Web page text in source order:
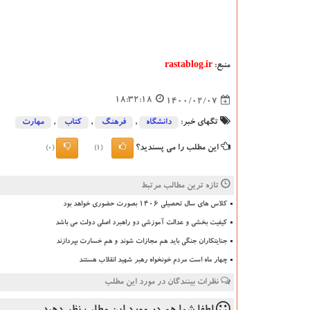
منبع: rastablog.ir
1400/02/07
18:32:18
تگهای خبر: دانشگاه‌ , فرهنگ , كتاب , مهارت
این مطلب را می پسندید؟ (1)
(0)
تازه ترین مطالب مرتبط
کلاس های سال تحصیلی ۱۴۰۶ بصورت حضوری خواهد بود
کیفیت بخشی و عدالت آموزشی دو راهبرد اصلی دولت می باشد
جنایتکاران جنگی باید هم مجازات شوند و هم خسارت بپردازند
چهار ماه است مردم خونخواه رهبر شهید انقلاب هستند
نظرات بینندگان در مورد این مطلب